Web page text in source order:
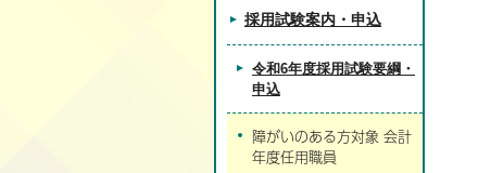
採用試験案内・申込
令和6年度採用試験要綱・
申込
障がいのある方対象 会計
年度任用職員